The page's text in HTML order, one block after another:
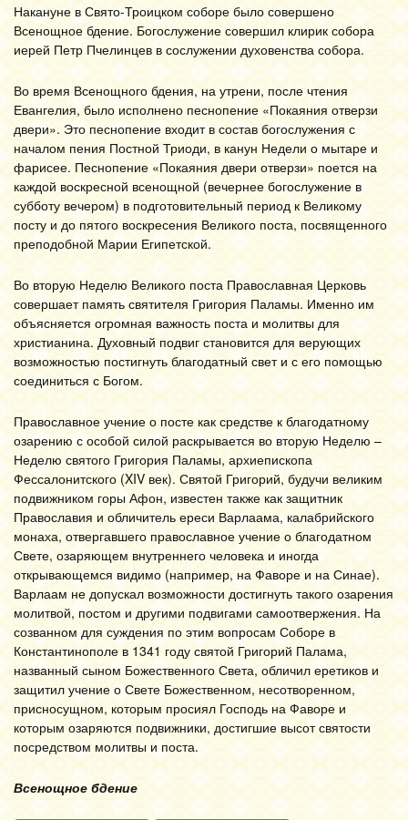
Накануне в Свято-Троицком соборе было совершено
Всенощное бдение. Богослужение совершил клирик собора
иерей Петр Пчелинцев в сослужении духовенства собора.
Во время Всенощного бдения, на утрени, после чтения
Евангелия, было исполнено песнопение «Покаяния отверзи
двери». Это песнопение входит в состав богослужения с
началом пения Постной Триоди, в канун Недели о мытаре и
фарисее. Песнопение «Покаяния двери отверзи» поется на
каждой воскресной всенощной (вечернее богослужение в
субботу вечером) в подготовительный период к Великому
посту и до пятого воскресения Великого поста, посвященного
преподобной Марии Египетской.
Во вторую Неделю Великого поста Православная Церковь
совершает память святителя Григория Паламы. Именно им
объясняется огромная важность поста и молитвы для
христианина. Духовный подвиг становится для верующих
возможностью постигнуть благодатный свет и с его помощью
соединиться с Богом.
Православное учение о посте как средстве к благодатному
озарению с особой силой раскрывается во вторую Неделю –
Неделю святого Григория Паламы, архиепископа
Фессалонитского (XIV век). Святой Григорий, будучи великим
подвижником горы Афон, известен также как защитник
Православия и обличитель ереси Варлаама, калабрийского
монаха, отвергавшего православное учение о благодатном
Свете, озаряющем внутреннего человека и иногда
открывающемся видимо (например, на Фаворе и на Синае).
Варлаам не допускал возможности достигнуть такого озарения
молитвой, постом и другими подвигами самоотвержения. На
созванном для суждения по этим вопросам Соборе в
Константинополе в 1341 году святой Григорий Палама,
названный сыном Божественного Света, обличил еретиков и
защитил учение о Свете Божественном, несотворенном,
присносущном, которым просиял Господь на Фаворе и
которым озаряются подвижники, достигшие высот святости
посредством молитвы и поста.
Всенощное бдение